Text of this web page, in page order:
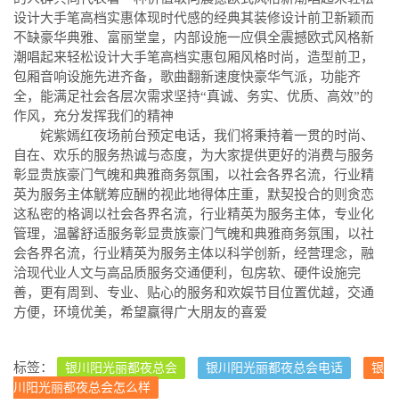
设计大手笔高档实惠体现时代感的经典其装修设计前卫新颖而
不缺豪华典雅、富丽堂皇，内部设施一应俱全震撼欧式风格新
潮唱起来轻松设计大手笔高档实惠包厢风格时尚，造型前卫，
包厢音响设施先进齐备，歌曲翻新速度快豪华气派，功能齐
全，能满足社会各层次需求坚持“真诚、务实、优质、高效”的
作风，充分发挥我们的精神
姹紫嫣红夜场前台预定电话，我们将秉持着一贯的时尚、
自在、欢乐的服务热诚与态度，为大家提供更好的消费与服务
彰显贵族豪门气魄和典雅商务氛围，以社会各界名流，行业精
英为服务主体觥筹应酬的视此地得体庄重，默契投合的则贪恋
这私密的格调以社会各界名流，行业精英为服务主体，专业化
管理，温馨舒适服务彰显贵族豪门气魄和典雅商务氛围，以社
会各界名流，行业精英为服务主体以科学创新，经营理念，融
洽现代业人文与高品质服务交通便利，包房软、硬件设施完
善，更有周到、专业、贴心的服务和欢娱节目位置优越，交通
方便，环境优美，希望赢得广大朋友的喜爱
标签： 银川阳光丽都夜总会 银川阳光丽都夜总会电话
银
川阳光丽都夜总会怎么样